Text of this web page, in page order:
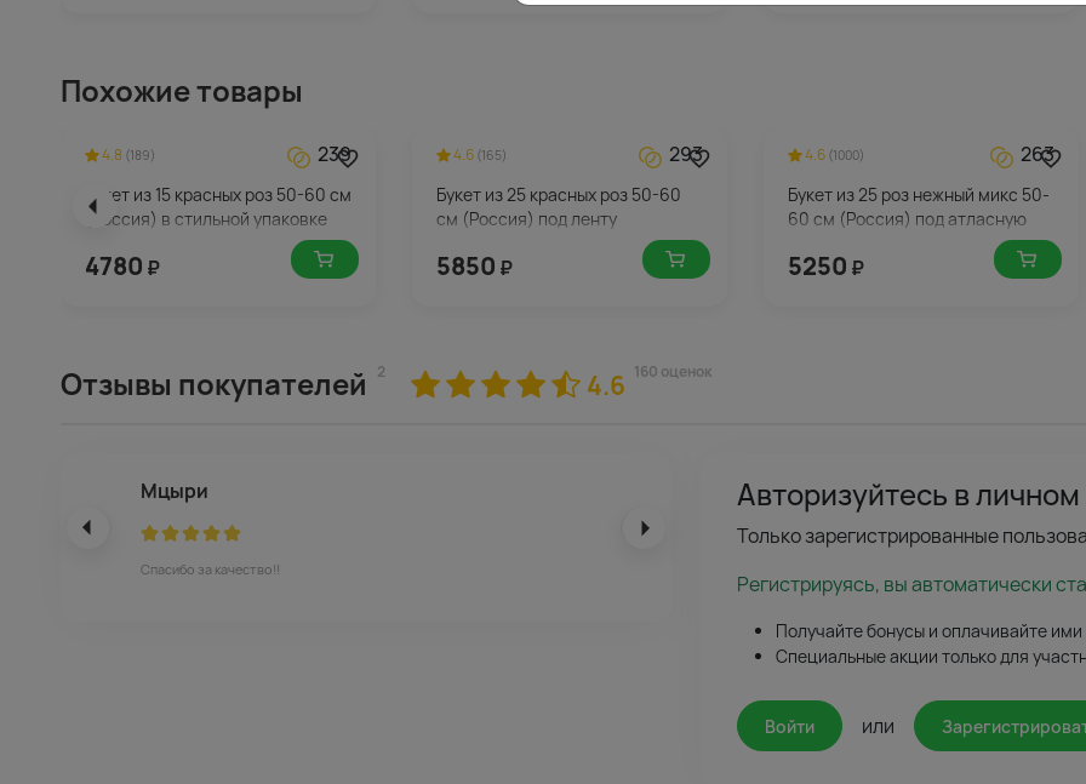
Похожие товары
4.8 (189) 239
Букет из 15 красных роз 50-60 см
(Россия) в стильной упаковке
4780 ₽
4.6 (165) 293
Букет из 25 красных роз 50-60
см (Россия) под ленту
5850 ₽
4.6 (1000) 263
Букет из 25 роз нежный микс 50-
60 см (Россия) под атласную
5250 ₽
Отзывы покупателей 2 4.6 160 оценок
Мцыри
Спасибо за качество!!
Авторизуйтесь в
Только зарегистрированные
Регистрируясь, вы автоматически
Получайте бонусы и оплачивайте ими
Специальные акции только для
Войти или